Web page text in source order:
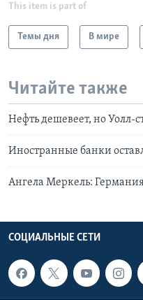
This item is part of
Темы дня В мире
Читайте также
Нефть дешевеет, но Уолл-
Иностранные банки
Ангела Меркель:
СОЦИАЛЬНЫЕ СЕТИ